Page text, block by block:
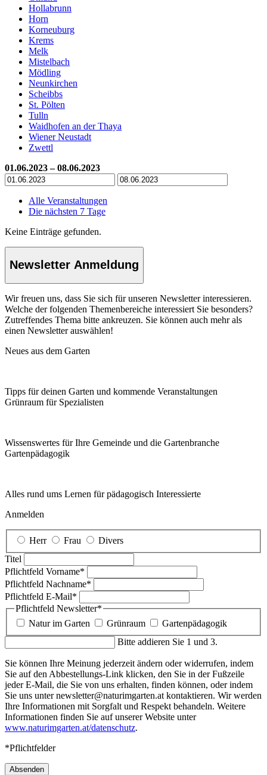
Hollabrunn
Horn
Korneuburg
Krems
Melk
Mistelbach
Mödling
Neunkirchen
Scheibbs
St. Pölten
Tulln
Waidhofen an der Thaya
Wiener Neustadt
Zwettl
01.06.2023 – 08.06.2023
Alle Veranstaltungen
Die nächsten 7 Tage
Keine Einträge gefunden.
Newsletter Anmeldung
Wir freuen uns, dass Sie sich für unseren Newsletter interessieren.
Welche der folgenden Themenbereiche interessiert Sie besonders?
Zutreffendes Thema bitte ankreuzen. Sie können auch mehr als
einen Newsletter auswählen!
Neues aus dem Garten
Tipps für deinen Garten und kommende Veranstaltungen
Grünraum für Spezialisten
Wissenswertes für Ihre Gemeinde und die Gartenbranche
Garten­pädagogik
Alles rund ums Lernen für pädagogisch Interessierte
Anmelden
Herr Frau
Divers
Titel
Pflichtfeld Vorname*
Pflichtfeld Nachname*
Pflichtfeld E-Mail*
Pflichtfeld Newsletter*
Natur im Garten
Grünraum
Gartenpädagogik
Bitte addieren Sie 1 und 3.
Sie können Ihre Meinung jederzeit ändern oder widerrufen, indem
Sie auf den Abbestellungs-Link klicken, den Sie in der Fußzeile
jeder E-Mail, die Sie von uns erhalten, finden können, oder indem
Sie uns unter newsletter@naturimgarten.at kontaktieren. Wir werden
Ihre Informationen mit Sorgfalt und Respekt behandeln. Weitere
Informationen finden Sie auf unserer Website unter
www.naturimgarten.at/datenschutz.
*Pflichtfelder
Absenden